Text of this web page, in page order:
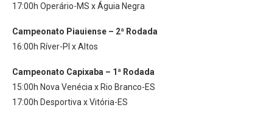
17:00h Operário-MS x Águia Negra
Campeonato Piauiense – 2ª Rodada
16:00h Ríver-PI x Altos
Campeonato Capixaba – 1ª Rodada
15:00h Nova Venécia x Rio Branco-ES
17:00h Desportiva x Vitória-ES